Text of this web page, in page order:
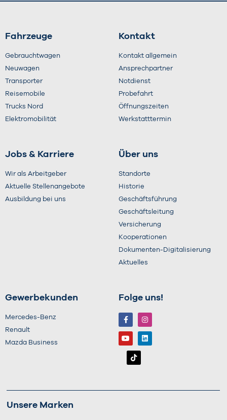
Fahrzeuge
Gebrauchtwagen
Neuwagen
Transporter
Reisemobile
Trucks Nord
Elektromobilität
Kontakt
Kontakt allgemein
Ansprechpartner
Notdienst
Probefahrt
Öffnungszeiten
Werkstatttermin
Jobs & Karriere
Wir als Arbeitgeber
Aktuelle Stellenangebote
Ausbildung bei uns
Über uns
Standorte
Historie
Geschäftsführung
Geschäftsleitung
Versicherung
Kooperationen
Dokumenten-Digitalisierung
Aktuelles
Gewerbekunden
Mercedes-Benz
Renault
Mazda Business
Folge uns!
Unsere Marken